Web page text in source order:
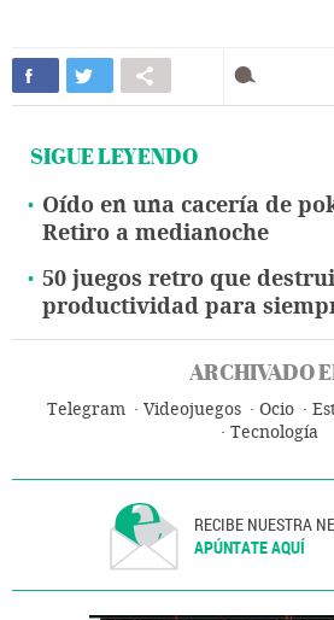
SIGUE LEYENDO
Oído en una cacería de
Retiro a medianoche
50 juegos retro que
productividad para
ARCHIVADO
Telegram Videojuegos Ocio
Tecnología
RECIBE NUESTRA
APÚNTATE AQUÍ